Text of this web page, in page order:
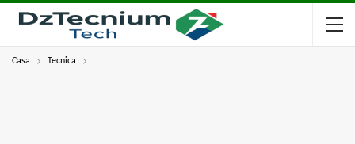
Casa Tecnica